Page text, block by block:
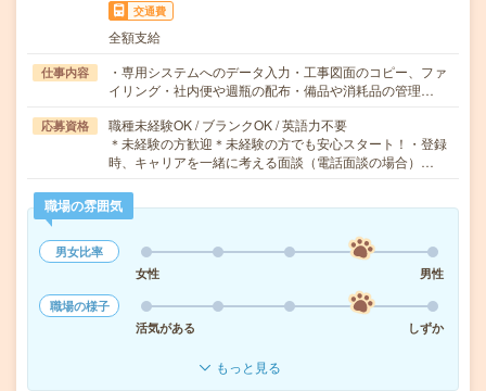
交通費
全額支給
仕事内容
・専用システムへのデータ入力・工事図面のコピー、ファ
イリング・社内便や週瓶の配布・備品や消耗品の管理…
応募資格
職種未経験OK / ブランクOK / 英語力不要
＊未経験の方歓迎＊未経験の方でも安心スタート！・登録
時、キャリアを一緒に考える面談（電話面談の場合）…
職場の雰囲気
男女比率
女性
男性
職場の様子
活気がある
しずか
もっと見る